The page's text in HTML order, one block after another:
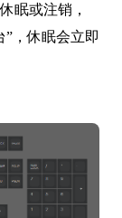
眠或注销，
，休眠会立即